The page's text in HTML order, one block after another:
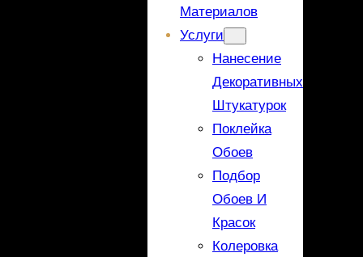
Материалов
Услуги
Нанесение
Декоративных
Штукатурок
Поклейка
Обоев
Подбор
Обоев И
Красок
Колеровка